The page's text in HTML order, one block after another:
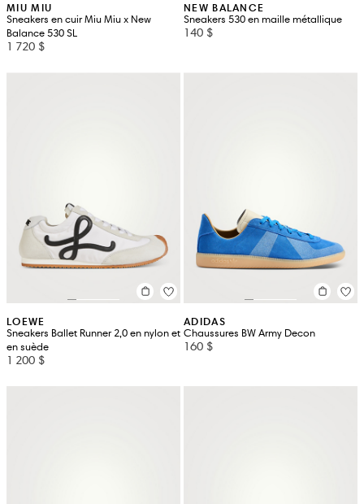
MIU MIU
Sneakers en cuir Miu Miu x New
Balance 530 SL
1 720 $
NEW BALANCE
Sneakers 530 en maille métallique
140 $
LOEWE
Sneakers Ballet Runner 2,0 en nylon et
en suède
1 200 $
ADIDAS
Chaussures BW Army Decon
160 $